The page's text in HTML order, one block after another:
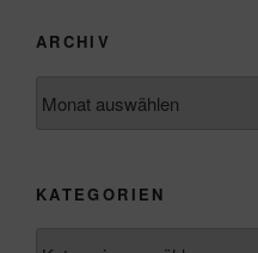
ARCHIV
KATEGORIEN